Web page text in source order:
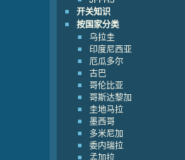
开关知识
按国家分类
乌拉圭
印度尼西亚
厄瓜多尔
古巴
哥伦比亚
哥斯达黎加
圭地马拉
墨西哥
多米尼加
委内瑞拉
孟加拉